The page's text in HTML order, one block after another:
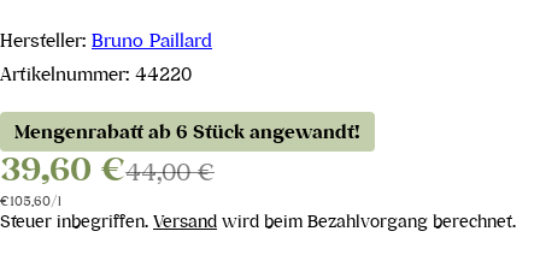
Hersteller: Bruno Paillard
Artikelnummer: 44220
Mengenrabatt ab 6 Stück angewandt!
39,60 €44,00 €
Stückpreis
€105,60/pro
l
Steuer inbegriffen. Versand wird beim Bezahlvorgang berechnet.